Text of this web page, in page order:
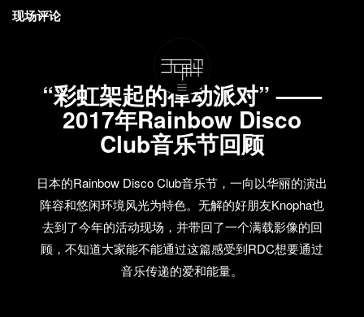
“彩虹架起的律动派对” ——
2017年Rainbow Disco
Club音乐节回顾
日本的Rainbow Disco Club音乐节，一向以华丽的演出
阵容和悠闲环境风光为特色。无解的好朋友Knopha也
去到了今年的活动现场，并带回了一个满载影像的回
顾，不知道大家能不能通过这篇感受到RDC想要通过
音乐传递的爱和能量。
现场评论